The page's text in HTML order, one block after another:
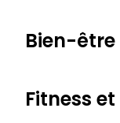
Bien-
Fitness